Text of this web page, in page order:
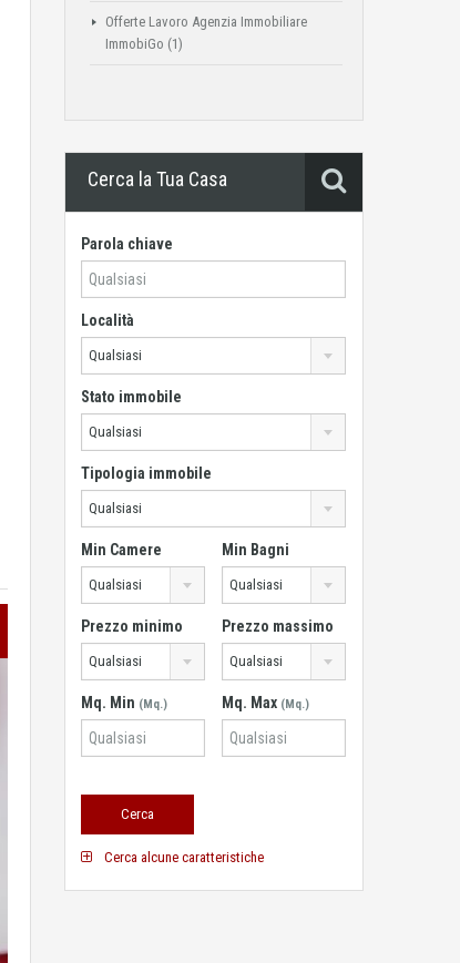
Offerte Lavoro Agenzia Immobiliare
ImmobiGo (1)
Cerca la Tua Casa
Parola chiave
Località
Qualsiasi
Stato immobile
Qualsiasi
Tipologia immobile
Qualsiasi
Min Camere
Qualsiasi
Min Bagni
Qualsiasi
Prezzo minimo
Qualsiasi
Prezzo massimo
Qualsiasi
Mq. Min (Mq.) Mq. Max (Mq.)
Cerca alcune caratteristiche